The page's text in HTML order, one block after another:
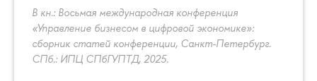
В кн.: Восьмая международная конференция
«Управление бизнесом в цифровой экономике»:
сборник статей конференции, Санкт-Петербург.
СПб.: ИПЦ СПбГУПТД, 2025.